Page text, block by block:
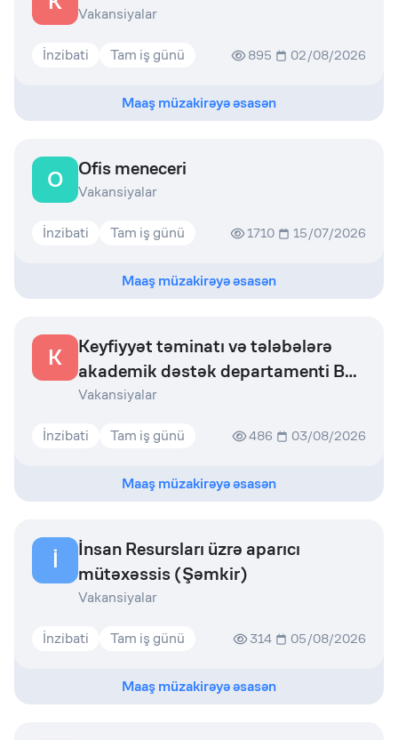
Vakansiyalar
İnzibati Tam iş günü 895 02/08/2026
Maaş müzakirəyə əsasən
O Ofis meneceri
Vakansiyalar
İnzibati Tam iş günü 1710 15/07/2026
Maaş müzakirəyə əsasən
K
Keyfiyyət təminatı və tələbələrə
akademik dəstək departamenti Baş
mütəxəssis
Vakansiyalar
İnzibati Tam iş günü 486 03/08/2026
Maaş müzakirəyə əsasən
İ
İnsan Resursları üzrə aparıcı
mütəxəssis (Şəmkir)
Vakansiyalar
İnzibati Tam iş günü 314 05/08/2026
Maaş müzakirəyə əsasən